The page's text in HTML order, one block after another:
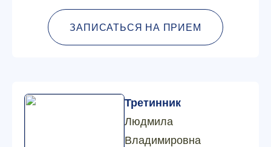
ЗАПИСАТЬСЯ НА ПРИЕМ
Третинник
Людмила
Владимировна